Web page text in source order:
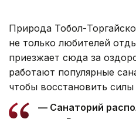
Природа Тобол-
не только любителей
приезжает сюда за
работают популярные
чтобы восстановить
— Санаторий